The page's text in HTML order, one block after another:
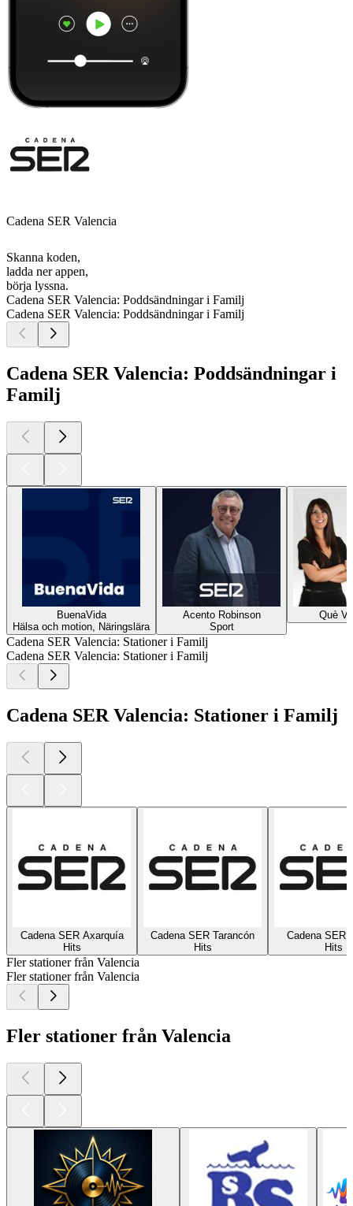
Cadena SER Valencia
Skanna koden,
ladda ner appen,
börja lyssna.
Cadena SER Valencia: Poddsändningar i Familj
Cadena SER Valencia: Poddsändningar i Familj
Cadena SER Valencia: Poddsändningar i
Familj
BuenaVida
Hälsa och motion, Näringslära
Acento Robinson
Sport
Què
Cadena SER Valencia: Stationer i Familj
Cadena SER Valencia: Stationer i Familj
Cadena SER Valencia: Stationer i Familj
Cadena SER Axarquía
Hits
Cadena SER Tarancón
Hits
Cadena SER
Hits
Fler stationer från Valencia
Fler stationer från Valencia
Fler stationer från Valencia